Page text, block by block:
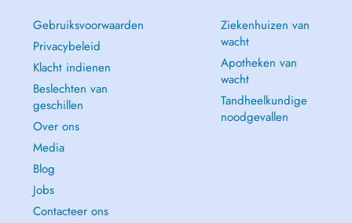
Gebruiksvoorwaarden
Privacybeleid
Klacht indienen
Beslechten van
geschillen
Over ons
Media
Blog
Jobs
Contacteer ons
Ziekenhuizen van
wacht
Apotheken van
wacht
Tandheelkundige
noodgevallen